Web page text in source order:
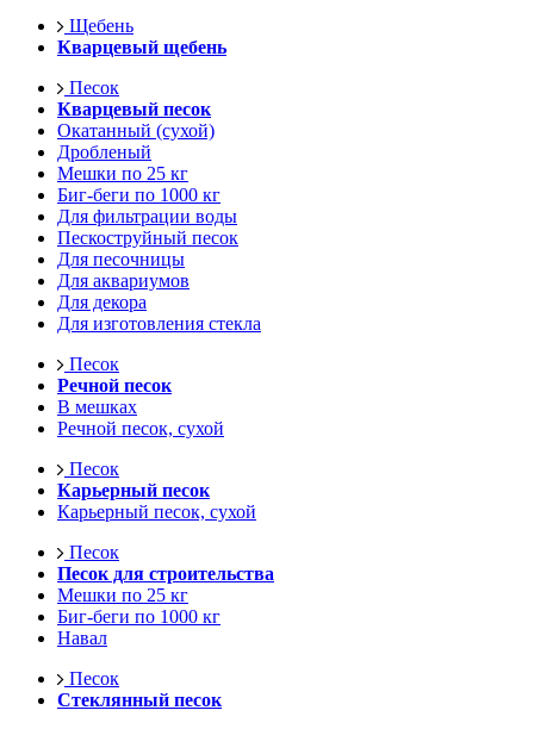
Щебень
Кварцевый щебень
Песок
Кварцевый песок
Окатанный (сухой)
Дробленый
Мешки по 25 кг
Биг-беги по 1000 кг
Для фильтрации воды
Пескоструйный песок
Для песочницы
Для аквариумов
Для декора
Для изготовления стекла
Песок
Речной песок
В мешках
Речной песок, сухой
Песок
Карьерный песок
Карьерный песок, сухой
Песок
Песок для строительства
Мешки по 25 кг
Биг-беги по 1000 кг
Навал
Песок
Стеклянный песок